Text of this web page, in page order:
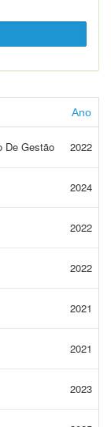
Ano
De Gestão 2022
2024
2022
2022
2021
2021
2023